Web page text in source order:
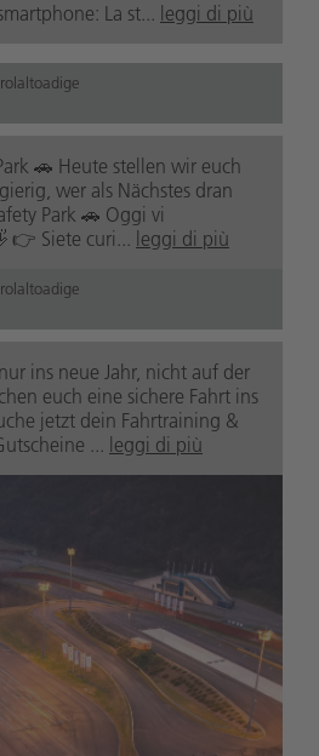
La st... leggi di più
🚗 Heute stellen wir euch
wer als Nächstes dran
Park 🚗 Oggi vi
👉 Siete curi... leggi di più
ins neue Jahr, nicht auf der
euch eine sichere Fahrt ins
jetzt dein Fahrtraining &
... leggi di più